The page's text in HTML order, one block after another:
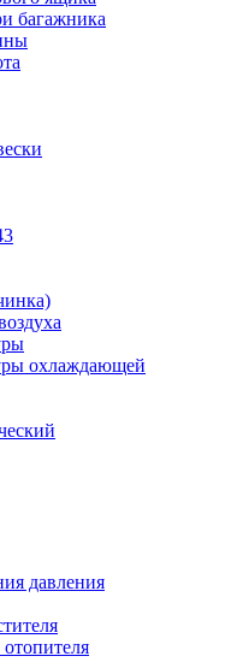
багажника
охлаждающей
давления